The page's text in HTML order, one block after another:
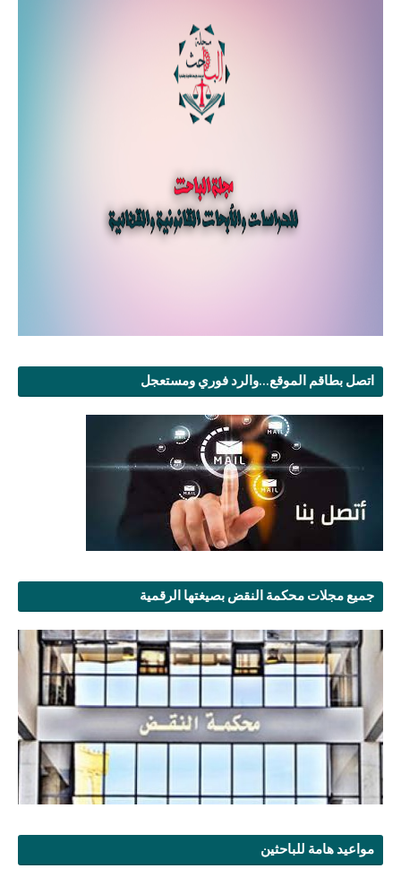
اتصل بطاقم الموقع...والرد فوري ومستعجل
جميع مجلات محكمة النقض بصيغتها الرقمية
مواعيد هامة للباحثين